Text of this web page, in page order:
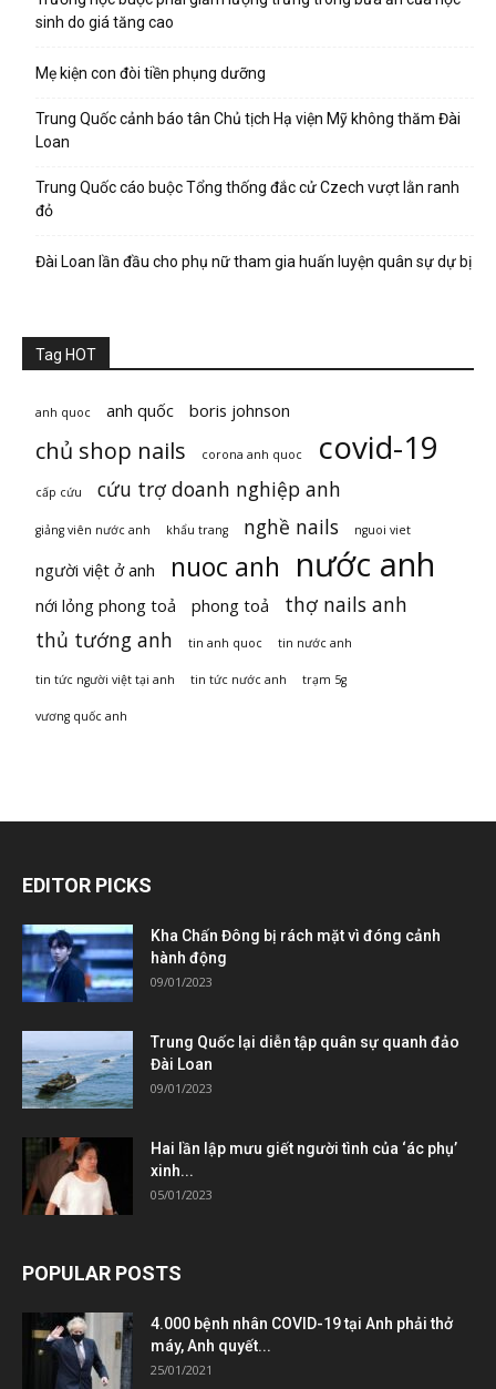
sinh do giá tăng cao
Mẹ kiện con đòi tiền phụng dưỡng
Trung Quốc cảnh báo tân Chủ tịch Hạ viện Mỹ không thăm Đài
Loan
Trung Quốc cáo buộc Tổng thống đắc cử Czech vượt lằn ranh
đỏ
Đài Loan lần đầu cho phụ nữ tham gia huấn luyện quân sự dự bị
Tag HOT
anh quoc anh quốc boris johnson
chủ shop nails corona anh quoc covid-19
cấp cứu cứu trợ doanh nghiệp anh
giảng viên nước anh khẩu trang nghề nails nguoi viet
người việt ở anh nuoc anh nước anh
nới lỏng phong toả phong toả
thợ nails anh
thủ tướng anh
tin anh quoc tin nước anh
tin tức người việt tại anh tin tức nước anh trạm 5g
vương quốc anh
EDITOR PICKS
Kha Chấn Đông bị rách mặt vì đóng cảnh
hành động
09/01/2023
Trung Quốc lại diễn tập quân sự quanh đảo
Đài Loan
09/01/2023
Hai lần lập mưu giết người tình của ‘ác phụ’
xinh...
05/01/2023
POPULAR POSTS
4.000 bệnh nhân COVID-19 tại Anh phải thở
máy, Anh quyết...
25/01/2021